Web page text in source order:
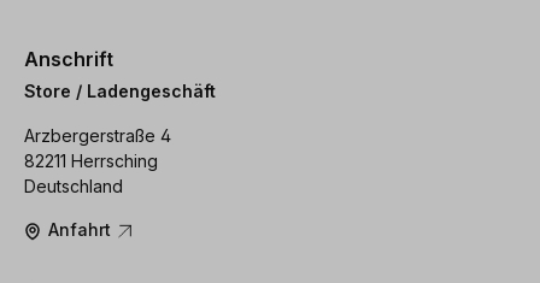
Anschrift
Store / Ladengeschäft
Arzbergerstraße 4
82211 Herrsching
Deutschland
Anfahrt